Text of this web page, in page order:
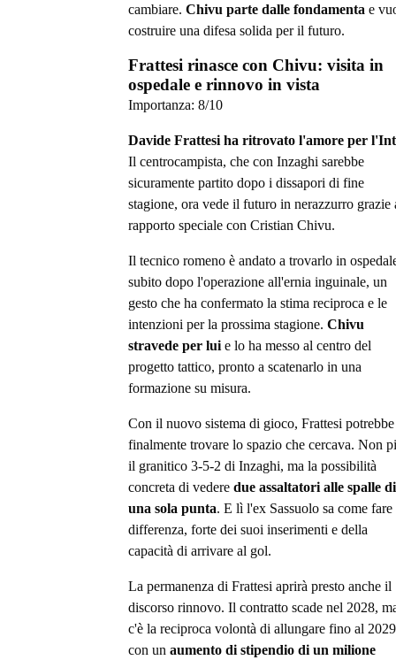
cambiare. Chivu parte dalle fondamenta e
costruire una difesa solida per il futuro.
Frattesi rinasce con Chivu: visita in
ospedale e rinnovo in vista
Importanza: 8/10
Davide Frattesi ha ritrovato l'amore per
Il centrocampista, che con Inzaghi sarebbe
sicuramente partito dopo i dissapori di fine
stagione, ora vede il futuro in nerazzurro grazie
rapporto speciale con Cristian Chivu.
Il tecnico romeno è andato a trovarlo in
subito dopo l'operazione all'ernia inguinale, un
gesto che ha confermato la stima reciproca e le
intenzioni per la prossima stagione. Chivu
stravede per lui e lo ha messo al centro del
progetto tattico, pronto a scatenarlo in una
formazione su misura.
Con il nuovo sistema di gioco, Frattesi potrebbe
finalmente trovare lo spazio che cercava. Non
il granitico 3-5-2 di Inzaghi, ma la possibilità
concreta di vedere due assaltatori alle spalle di
una sola punta. E lì l'ex Sassuolo sa come fare
differenza, forte dei suoi inserimenti e della
capacità di arrivare al gol.
La permanenza di Frattesi aprirà presto anche il
discorso rinnovo. Il contratto scade nel 2028,
c'è la reciproca volontà di allungare fino al 2029
con un aumento di stipendio di un milione